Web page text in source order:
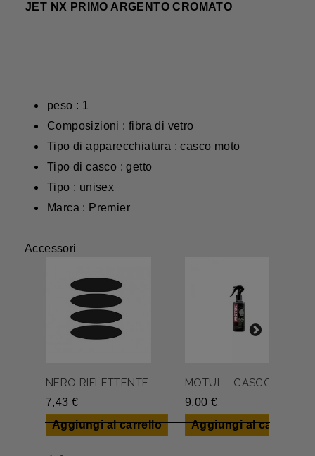
JET NX PRIMO ARGENTO CROMATO
peso : 1
Composizioni : fibra di vetro
Tipo di apparecchiatura : casco moto
Tipo di casco : getto
Tipo : unisex
Marca : Premier
Accessori
NERO RIFLETTENTE ...
7,43 €
Aggiungi al carrello
MOTUL - CASCO PUL...
9,00 €
Aggiungi al carrello